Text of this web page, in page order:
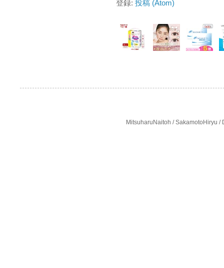
登録: 投稿 (Atom)
MitsuharuNaitoh / SakamotoHiryu /